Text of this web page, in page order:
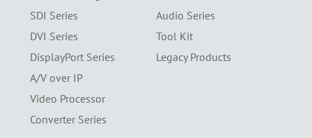
SDI Series
DVI Series
DisplayPort Series
A/V over IP
Video Processor
Converter Series
Audio Series
Tool Kit
Legacy Products